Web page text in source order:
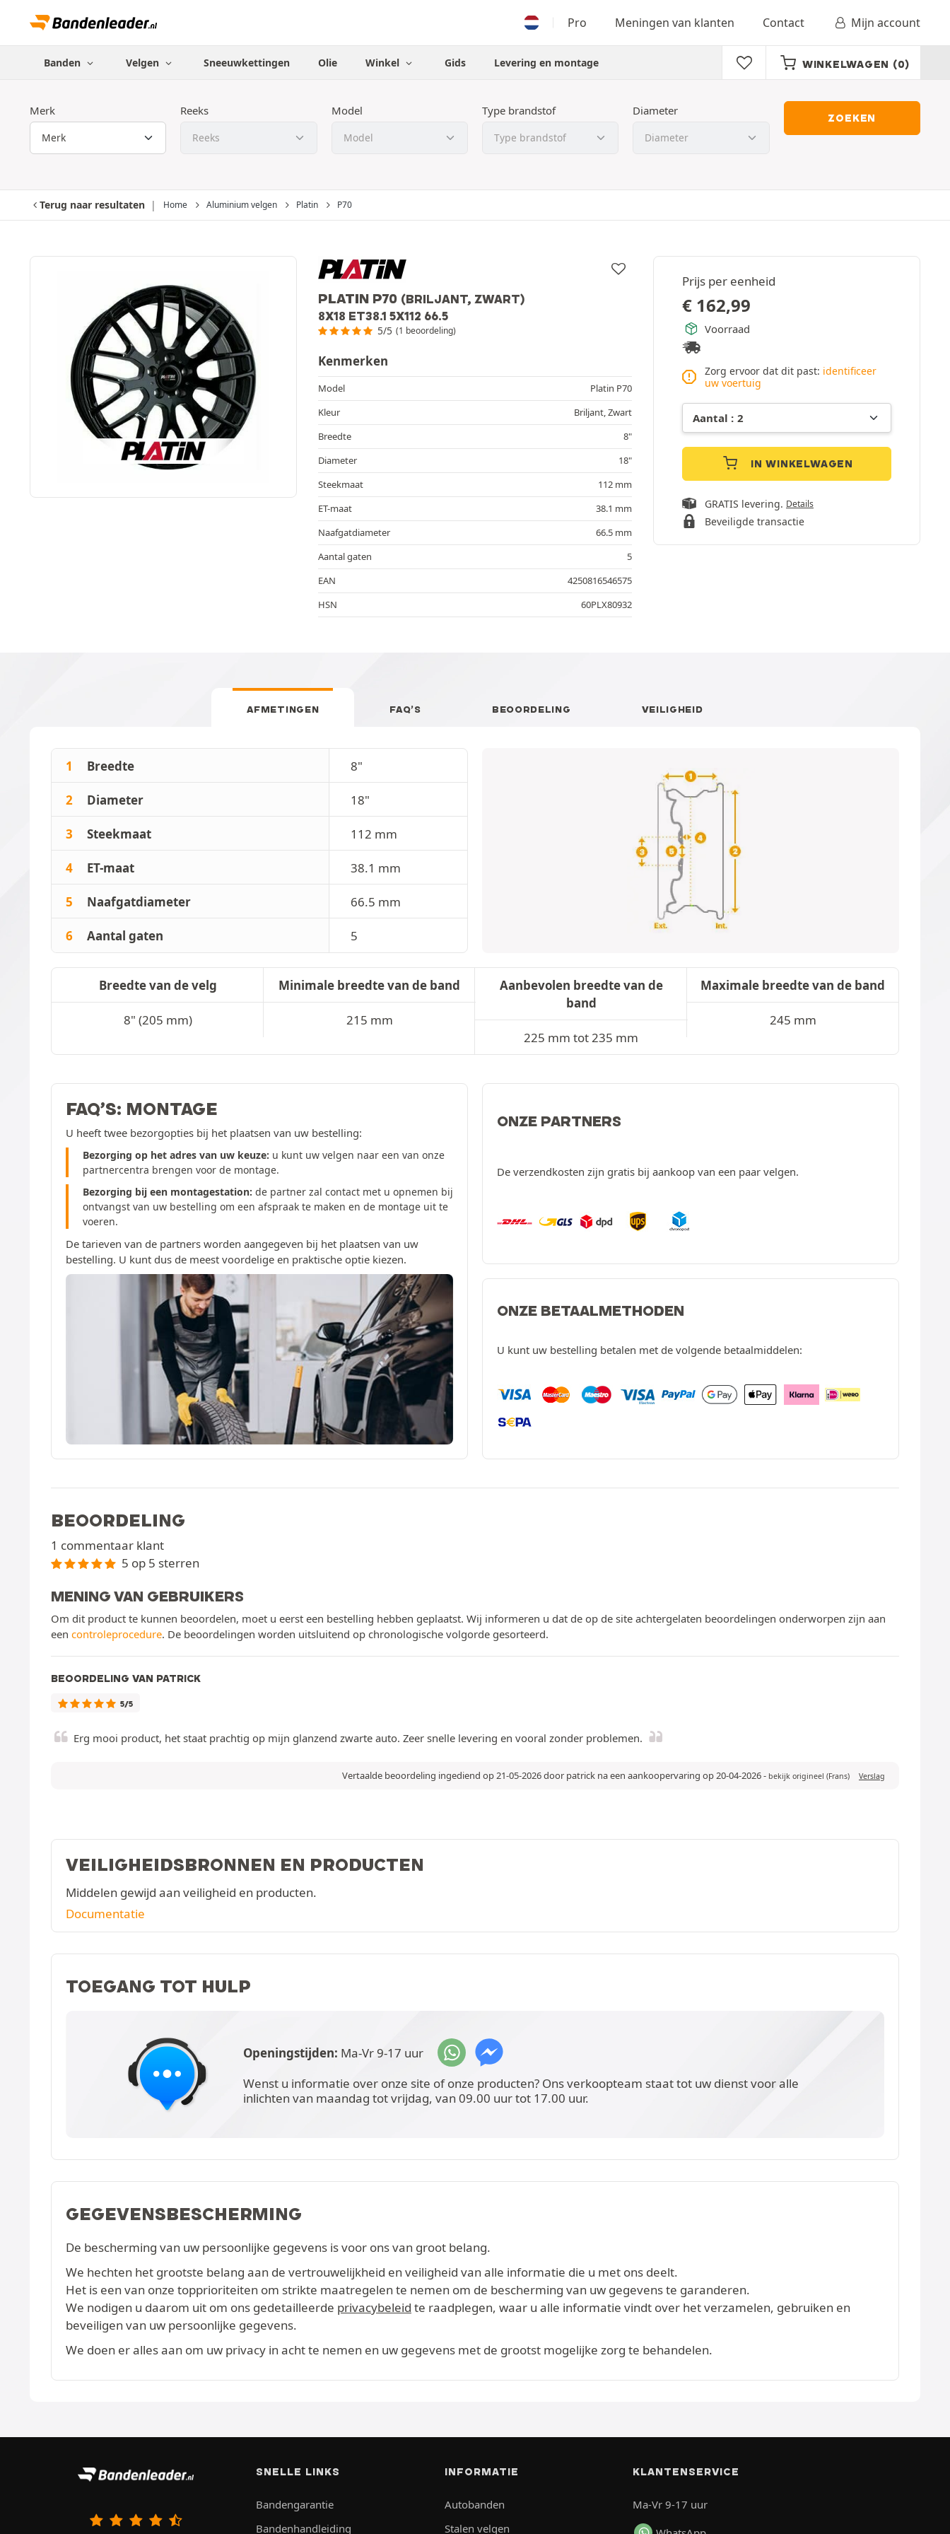
Pro Meningen van klanten Contact Mijn account
Banden Velgen Sneeuwkettingen Olie Winkel Gids Levering en montage WINKELWAGEN (0)
Merk Reeks Model Type brandstof Diameter
ZOEKEN
Terug naar resultaten Home Aluminium velgen Platin P70
PLATIN P70 (BRILJANT, ZWART)
8X18 ET38.1 5X112 66.5
5/5 (1 beoordeling)
Prijs per eenheid
€ 162,99
Voorraad
Zorg ervoor dat dit past: identificeer
uw voertuig
IN WINKELWAGEN
GRATIS levering. Details
Beveiligde transactie
Kenmerken
Model
Platin P70
Kleur
Briljant, Zwart
Breedte
8"
Diameter
18"
Steekmaat
112 mm
ET-maat
38.1 mm
Naafgatdiameter
66.5 mm
Aantal gaten
5
EAN
4250816546575
HSN
60PLX80932
AFMETINGEN FAQ’S BEOORDELING VEILIGHEID
1 Breedte 8"
2 Diameter 18"
3 Steekmaat 112 mm
4 ET-maat 38.1 mm
5 Naafgatdiameter 66.5 mm
6 Aantal gaten 5
Breedte van de velg
8" (205 mm)
Minimale breedte van de band
215 mm
Aanbevolen breedte van de
band
225 mm tot 235 mm
Maximale breedte van de band
245 mm
FAQ’S: MONTAGE
U heeft twee bezorgopties bij het plaatsen van uw bestelling:
Bezorging op het adres van uw keuze: u kunt uw velgen naar een van onze
partnercentra brengen voor de montage.
Bezorging bij een montagestation: de partner zal contact met u opnemen bij
ontvangst van uw bestelling om een afspraak te maken en de montage uit te
voeren.
De tarieven van de partners worden aangegeven bij het plaatsen van uw
bestelling. U kunt dus de meest voordelige en praktische optie kiezen.
ONZE PARTNERS
De verzendkosten zijn gratis bij aankoop van een paar velgen.
ONZE BETAALMETHODEN
U kunt uw bestelling betalen met de volgende betaalmiddelen:
BEOORDELING
1 commentaar klant
5 op 5 sterren
MENING VAN GEBRUIKERS
Om dit product te kunnen beoordelen, moet u eerst een bestelling hebben geplaatst. Wij informeren u dat de op de site achtergelaten beoordelingen onderworpen zijn aan
een controleprocedure. De beoordelingen worden uitsluitend op chronologische volgorde gesorteerd.
BEOORDELING VAN PATRICK
5/5
Erg mooi product, het staat prachtig op mijn glanzend zwarte auto. Zeer snelle levering en vooral zonder problemen.
Vertaalde beoordeling ingediend op 21-05-2026 door patrick na een aankoopervaring op 20-04-2026- bekijk origineel (Frans) Verslag
VEILIGHEIDSBRONNEN EN PRODUCTEN
Middelen gewijd aan veiligheid en producten.
Documentatie
TOEGANG TOT HULP
Openingstijden: Ma-Vr 9-17 uur
Wenst u informatie over onze site of onze producten? Ons verkoopteam staat tot uw dienst voor alle
inlichten van maandag tot vrijdag, van 09.00 uur tot 17.00 uur.
GEGEVENSBESCHERMING
De bescherming van uw persoonlijke gegevens is voor ons van groot belang.
We hechten het grootste belang aan de vertrouwelijkheid en veiligheid van alle informatie die u met ons deelt.
Het is een van onze topprioriteiten om strikte maatregelen te nemen om de bescherming van uw gegevens te garanderen.
We nodigen u daarom uit om ons gedetailleerde privacybeleid te raadplegen, waar u alle informatie vindt over het verzamelen, gebruiken en
beveiligen van uw persoonlijke gegevens.
We doen er alles aan om uw privacy in acht te nemen en uw gegevens met de grootst mogelijke zorg te behandelen.
SNELLE LINKS
Bandengarantie
Bandenhandleiding
INFORMATIE
Autobanden
Stalen velgen
KLANTENSERVICE
Ma-Vr 9-17 uur